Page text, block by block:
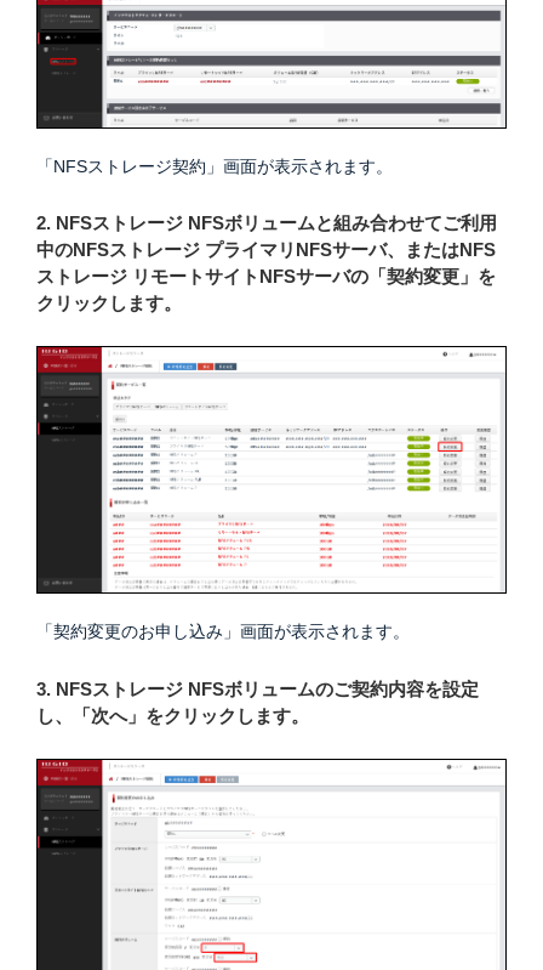
「NFSストレージ契約」画面が表示されます。
2. NFSストレージ NFSボリュームと組み合わせてご利用
中のNFSストレージ プライマリNFSサーバ、またはNFS
ストレージ リモートサイトNFSサーバの「契約変更」を
クリックします。
「契約変更のお申し込み」画面が表示されます。
3. NFSストレージ NFSボリュームのご契約内容を設定
し、「次へ」をクリックします。